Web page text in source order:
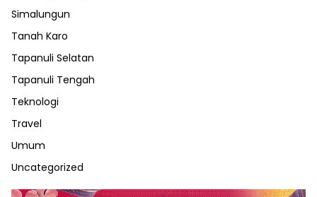
Simalungun
Tanah Karo
Tapanuli Selatan
Tapanuli Tengah
Teknologi
Travel
Umum
Uncategorized